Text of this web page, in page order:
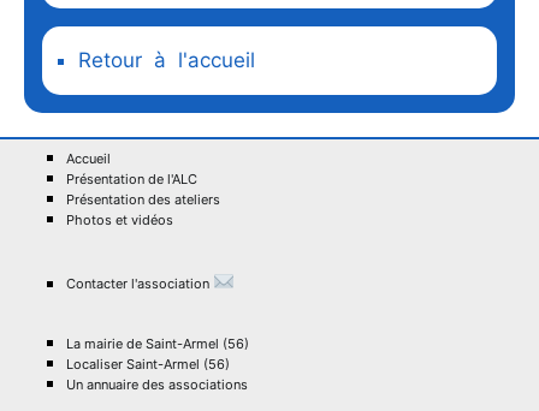
Retour à l'accueil
Accueil
Présentation de l'ALC
Présentation des ateliers
Photos et vidéos
Contacter l'association
La mairie de Saint-Armel (56)
Localiser Saint-Armel (56)
Un annuaire des associations